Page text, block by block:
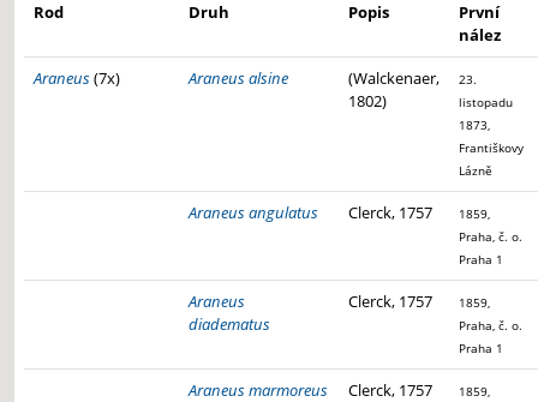
Rod
Druh Popis
První
nález
Araneus(7x) Araneus alsine
(Walckenaer,
1802)
23.
listopadu
1873,
Františkovy
Lázně
Araneus angulatus Clerck, 1757
1859,
Praha, č. o.
Praha 1
Araneus
diadematus
Clerck, 1757
1859,
Praha, č. o.
Praha 1
Araneus marmoreus Clerck, 1757
1859,